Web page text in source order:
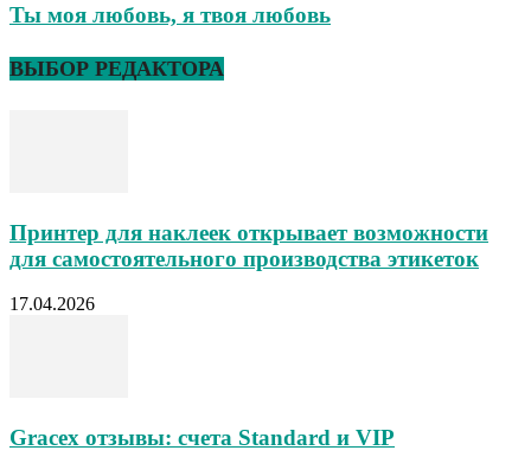
Ты моя любовь, я твоя любовь
ВЫБОР РЕДАКТОРА
Принтер для наклеек открывает возможности
для самостоятельного производства этикеток
17.04.2026
Gracex отзывы: счета Standard и VIP